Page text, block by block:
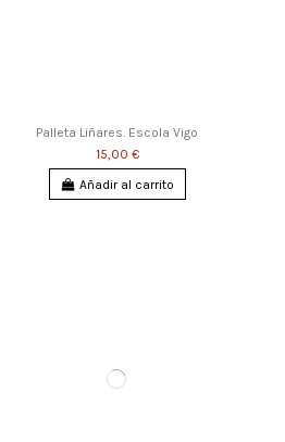
Palleta Liñares. Escola Vigo
15,00 €
Añadir al carrito